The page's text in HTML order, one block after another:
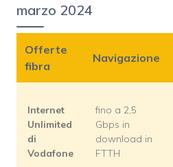
marzo 2024
Offerte
fibra
Navigazione
Internet
Unlimited
di
Vodafone
fino a 2,5
Gbps in
download in
FTTH